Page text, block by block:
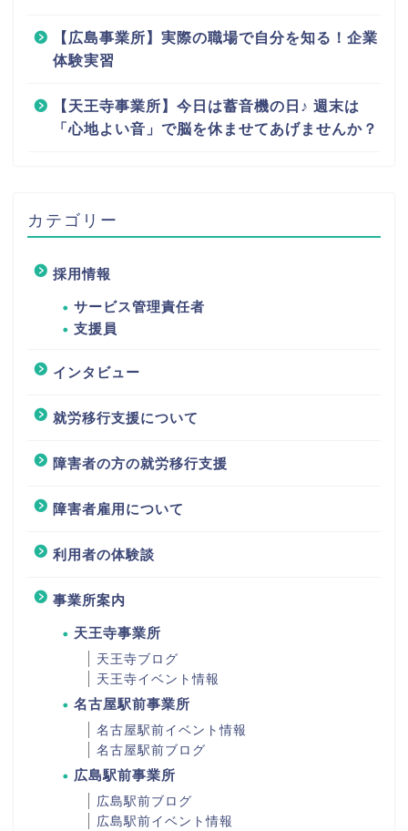
【広島事業所】実際の職場で自分を知る！企業
体験実習
【天王寺事業所】今日は蓄音機の日♪ 週末は
「心地よい音」で脳を休ませてあげませんか？
カテゴリー
採用情報
サービス管理責任者
支援員
インタビュー
就労移行支援について
障害者の方の就労移行支援
障害者雇用について
利用者の体験談
事業所案内
天王寺事業所
天王寺ブログ
天王寺イベント情報
名古屋駅前事業所
名古屋駅前イベント情報
名古屋駅前ブログ
広島駅前事業所
広島駅前ブログ
広島駅前イベント情報